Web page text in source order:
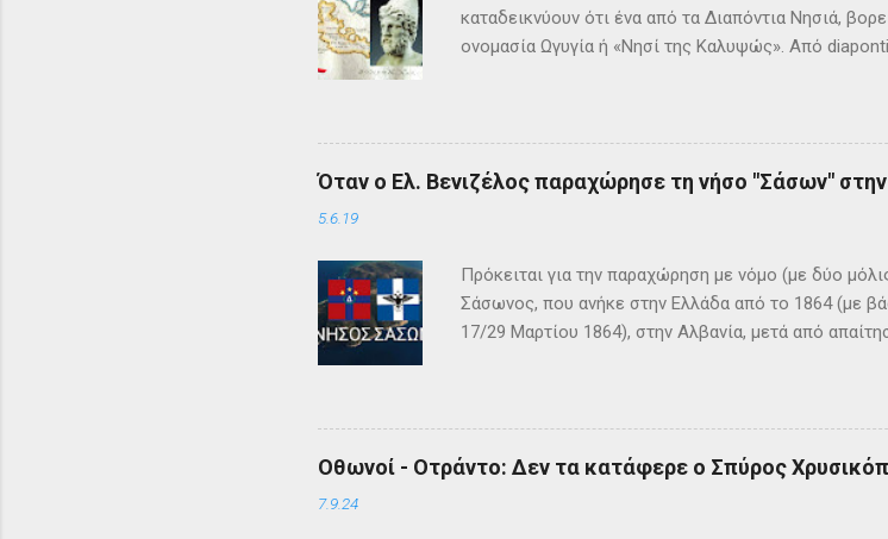
καταδεικνύουν ότι ένα από τα Διαπόντια Νησιά,
ονομασία Ωγυγία ή «Νησί της Καλυψώς». Από
αρχαιότητα οι Οθωνοί ήταν το νησί της νύμφης
Όμηρος , ονόμαζε το νησί Ὠγυγία , στο οποίο
Όταν ο Ελ. Βενιζέλος παραχώρησε τη νήσο "Σάσων"
5.6.19
Πρόκειται για την παραχώρηση με νόμο (με δύο
Σάσωνος, που ανήκε στην Ελλάδα από το 1864 (με
17/29 Μαρτίου 1864), στην Αλβανία, μετά από
αλβανική της ονομασία είναι Sazan ή Sazani και η
γνωστή ήδη από την αρχαιότητα. Ο Πολύβιος την
Οθωνοί - Οτράντο: Δεν τα κατάφερε ο Σπύρος
7.9.24